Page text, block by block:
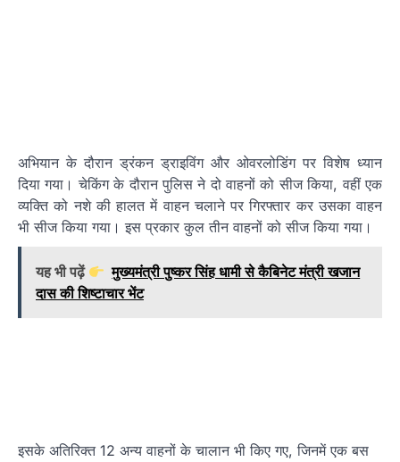
अभियान के दौरान ड्रंकन ड्राइविंग और ओवरलोडिंग पर विशेष ध्यान
दिया गया। चेकिंग के दौरान पुलिस ने दो वाहनों को सीज किया, वहीं एक
व्यक्ति को नशे की हालत में वाहन चलाने पर गिरफ्तार कर उसका वाहन
भी सीज किया गया। इस प्रकार कुल तीन वाहनों को सीज किया गया।
यह भी पढ़ें
मुख्यमंत्री पुष्कर सिंह धामी से कैबिनेट मंत्री खजान
दास की शिष्टाचार भेंट
इसके अतिरिक्त 12 अन्य वाहनों के चालान भी किए गए, जिनमें एक बस